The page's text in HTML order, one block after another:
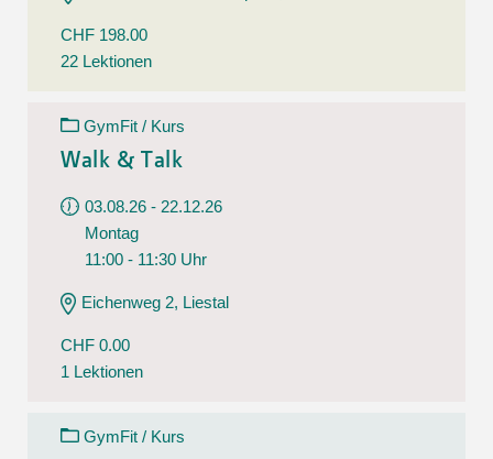
CHF 198.00
22 Lektionen
GymFit / Kurs
Walk & Talk
03.08.26 - 22.12.26
Montag
11:00 - 11:30 Uhr
Eichenweg 2, Liestal
CHF 0.00
1 Lektionen
GymFit / Kurs